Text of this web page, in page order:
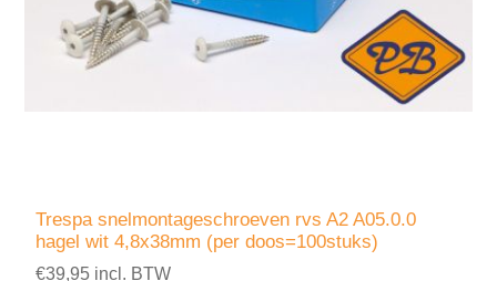
Trespa snelmontageschroeven rvs A2 A05.0.0
hagel wit 4,8x38mm (per doos=100stuks)
€39,95 incl. BTW